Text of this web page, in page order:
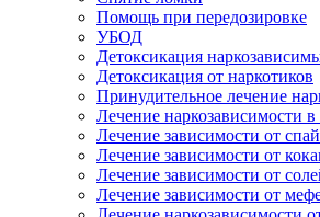
Помощь при передозировке
УБОД
Детоксикация
Детоксикация от наркотиков
Принудительное лечение
Лечение наркозависимости в
Лечение зависимости от
Лечение зависимости от
Лечение зависимости от
Лечение зависимости от